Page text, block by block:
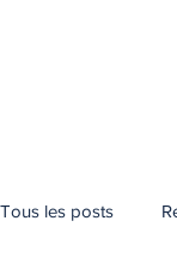
Tous les posts